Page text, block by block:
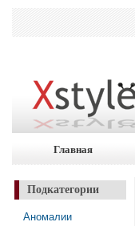
Главная
Подкатегории
Аномалии